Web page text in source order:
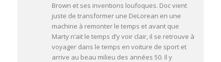
Brown et ses inventions loufoques. Doc vient
juste de transformer une DeLorean en une
machine à remonter le temps et avant que
Marty n’ait le temps d’y voir clair, il se retrouve à
voyager dans le temps en voiture de sport et
arrive au beau milieu des années 50. Il y